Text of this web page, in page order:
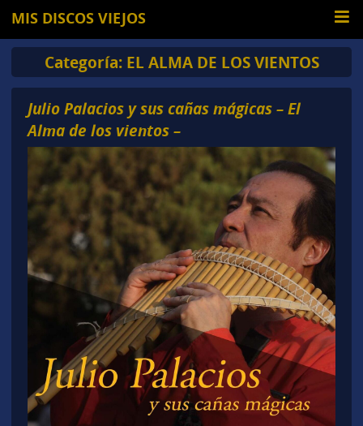
MIS DISCOS VIEJOS
Categoría: EL ALMA DE LOS VIENTOS
Julio Palacios y sus cañas mágicas – El
Alma de los vientos –